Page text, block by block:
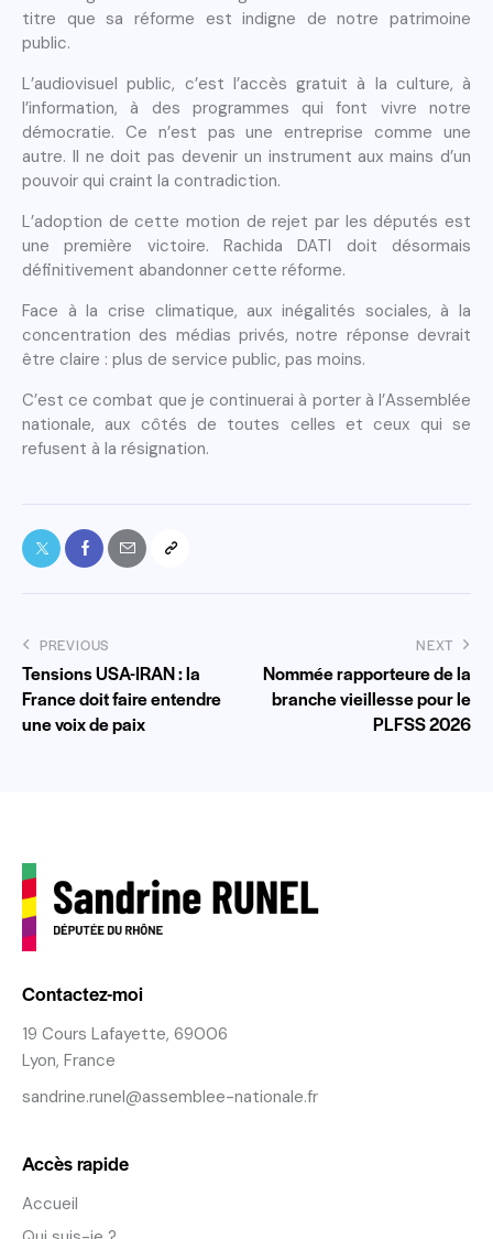
titre que sa réforme est indigne de notre patrimoine
public.
L’audiovisuel public, c’est l’accès gratuit à la culture, à
l’information, à des programmes qui font vivre notre
démocratie. Ce n’est pas une entreprise comme une
autre. Il ne doit pas devenir un instrument aux mains d’un
pouvoir qui craint la contradiction.
L’adoption de cette motion de rejet par les députés est
une première victoire. Rachida DATI doit désormais
définitivement abandonner cette réforme.
Face à la crise climatique, aux inégalités sociales, à la
concentration des médias privés, notre réponse devrait
être claire : plus de service public, pas moins.
C’est ce combat que je continuerai à porter à l’Assemblée
nationale, aux côtés de toutes celles et ceux qui se
refusent à la résignation.
PREVIOUS
Tensions USA-IRAN : la
France doit faire entendre
une voix de paix
NEXT
Nommée rapporteure de la
branche vieillesse pour le
PLFSS 2026
Contactez-moi
19 Cours Lafayette, 69006
Lyon, France
sandrine.runel@assemblee-nationale.fr
Accès rapide
Accueil